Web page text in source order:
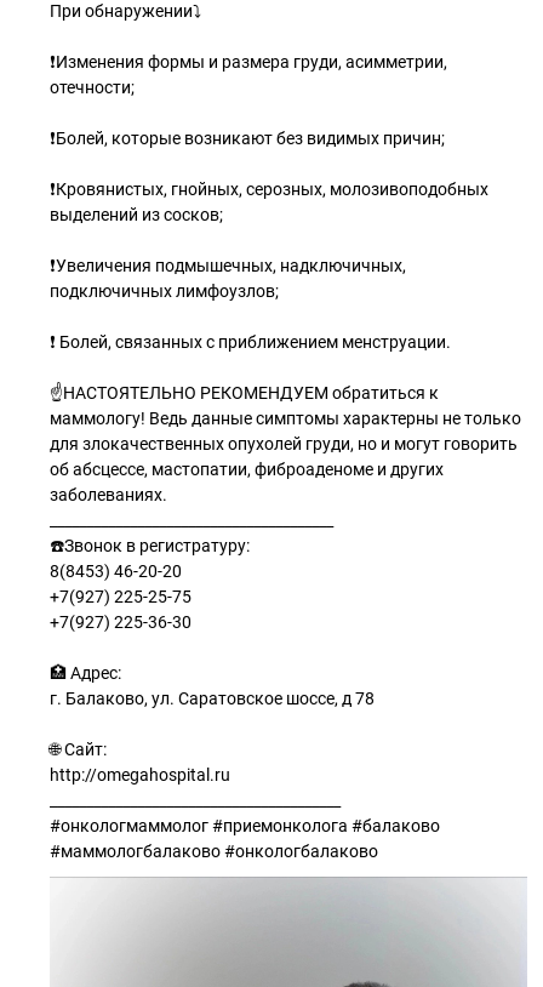
При обнаружении⤵️
❗️Изменения формы и размера груди, асимметрии,
отечности;
❗️Болей, которые возникают без видимых причин;
❗️Кровянистых, гнойных, серозных, молозивоподобных
выделений из сосков;
❗️Увеличения подмышечных, надключичных,
подключичных лимфоузлов;
❗️ Болей, связанных с приближением менструации.
☝️НАСТОЯТЕЛЬНО РЕКОМЕНДУЕМ обратиться к
маммологу! Ведь данные симптомы характерны не только
для злокачественных опухолей груди, но и могут говорить
об абсцессе, мастопатии, фиброаденоме и других
заболеваниях.
☎️Звонок в регистратуру:
8(8453) 46-20-20
+7(927) 225-25-75
+7(927) 225-36-30
🏥 Адрес:
г. Балаково, ул. Саратовское шоссе, д 78
🌐 Сайт:
http://omegahospital.ru
#онкологмаммолог #приемонколога #балаково
#маммологбалаково #онкологбалаково